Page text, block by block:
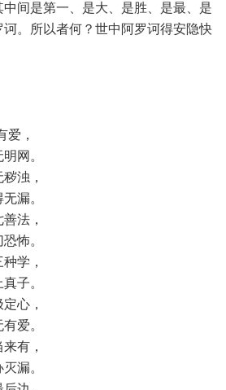
间是第一、是大、是胜、是最、是
。所以者何？世中阿罗诃得安隐快
爱，
网。
浊，
漏。
法，
怖。
学，
子。
心，
爱。
有，
漏。